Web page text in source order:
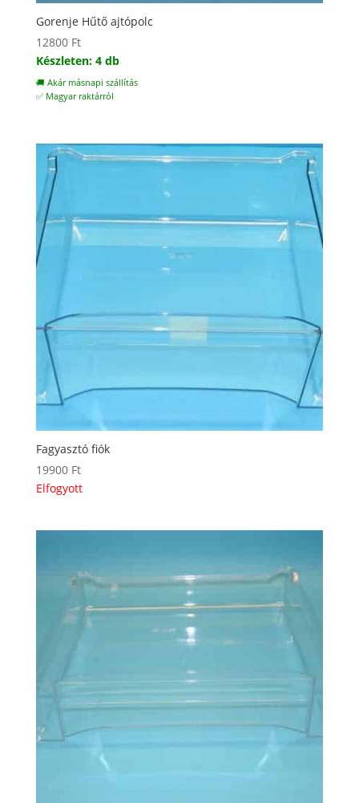
Gorenje Hűtő ajtópolc
12800 Ft
Készleten: 4 db
🚚 Akár másnapi szállítás
✅ Magyar raktárról
Fagyasztó fiók
19900 Ft
Elfogyott